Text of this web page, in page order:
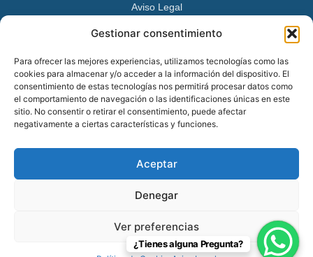
Gestionar consentimiento
Para ofrecer las mejores experiencias, utilizamos tecnologías como las
cookies para almacenar y/o acceder a la información del dispositivo. El
consentimiento de estas tecnologías nos permitirá procesar datos como
el comportamiento de navegación o las identificaciones únicas en este
sitio. No consentir o retirar el consentimiento, puede afectar
negativamente a ciertas características y funciones.
Aceptar
Denegar
Ver preferencias
Aviso Legal
Política de Privacidad
Avenida Juan XXIII 15 B 28224 – Pozuelo de Alarcón,
Madrid
Tel:+34 913527728
+34 669 83 48 45
info@psicologospozuelo.es
© 2026 Psicólogos Pozuelo en Pozuelo de Alarcón – 91 352 77 28.
¿Tienes alguna Pregunta?